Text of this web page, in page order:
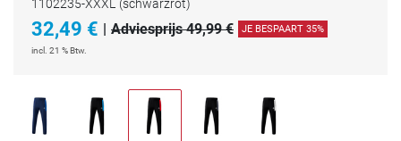
1102235-XXXL (schwarzrot)
32,49 € | Adviesprijs 49,99 € JE BESPAART 35%
incl. 21 % Btw.